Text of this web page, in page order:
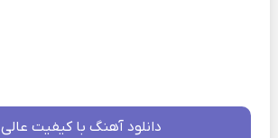
دانلود آهنگ با کیفیت عالی 320